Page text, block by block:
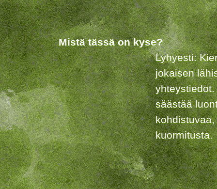
Mistä tässä on kyse?
Lyhyesti:
jokaisen
säästää
kuormitusta.